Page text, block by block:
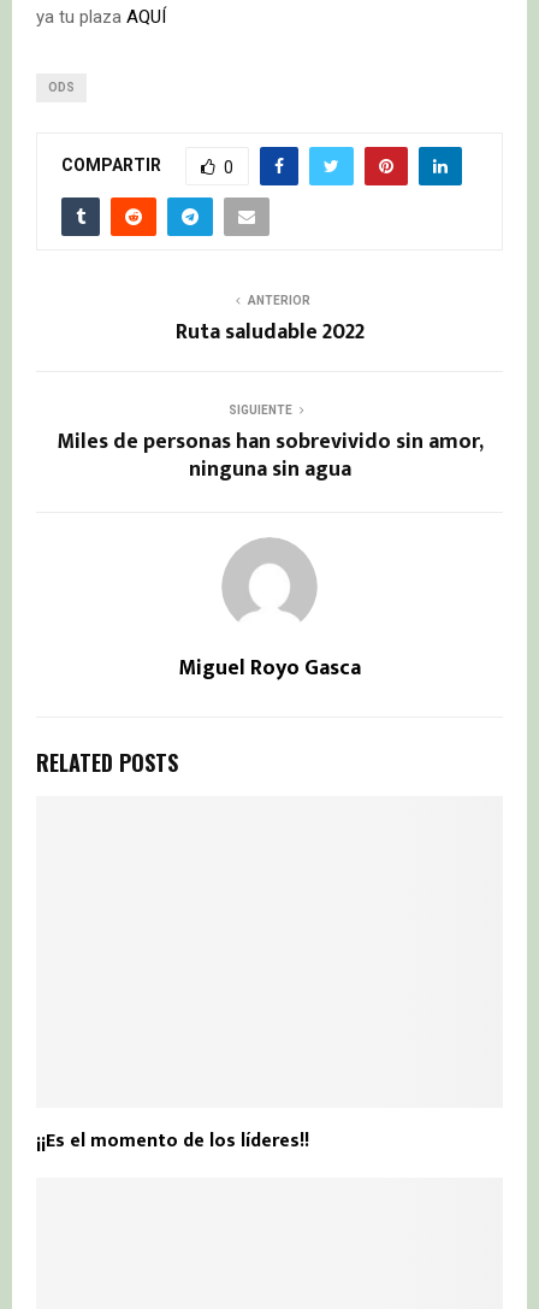
ya tu plaza AQUÍ
ODS
COMPARTIR 0
ANTERIOR
Ruta saludable 2022
SIGUIENTE
Miles de personas han sobrevivido sin amor,
ninguna sin agua
Miguel Royo Gasca
RELATED POSTS
¡¡Es el momento de los líderes!!